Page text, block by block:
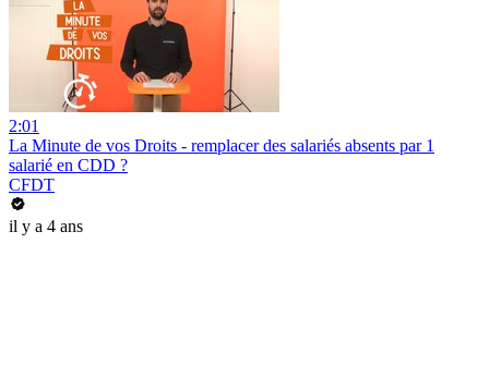
2:01
La Minute de vos Droits - remplacer des salariés absents par 1
salarié en CDD ?
CFDT
il y a 4 ans